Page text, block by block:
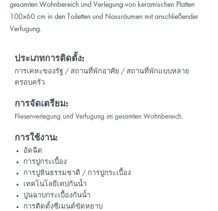
gesamten Wohnbereich und Verlegung von keramischen Platten
100x60 cm in den Toiletten und Nassräumen mit anschließender
Verfugung.
ประเภทการติดตั้ง:
การเคหะของรัฐ / สถานที่พักอาศัย / สถานที่พักแบบหลาย
ครอบครัว
การจัดเตรียม:
Fliesenverlegung und Verfugung im gesamten Wohnbereich.
การใช้งาน:
อัดฉีด
การปูกระเบื้อง
การปูหินธรรมชาติ / การปูกระเบื้อง
เทคโนโลยีเทปกันน้ำ
ปูนฉาบกระเบื้องกันน้ำ
การติดตั้งซีเมนต์ขัดหยาบ